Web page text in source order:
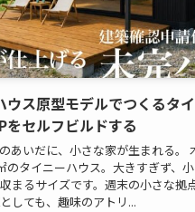
ウス原型モデルでつくるタ
をセルフビルドする
あいだに、小さな家が生まれる。
のタイニーハウス。大きすぎず、
まるサイズです。週末の小さな拠
しても、趣味のアトリ...